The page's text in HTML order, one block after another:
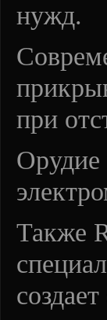
нужд.
при
Также